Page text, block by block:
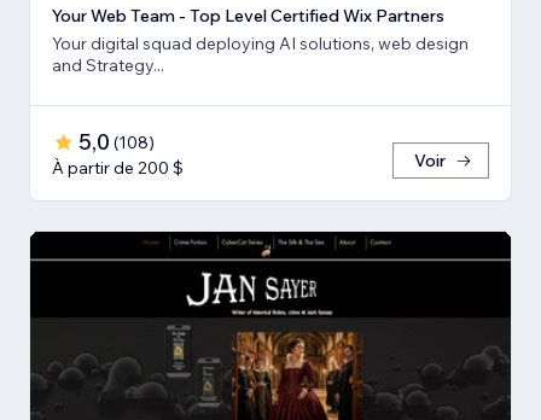
Your Web Team - Top Level Certified Wix Partners
Your digital squad deploying AI solutions, web design
and Strategy...
5,0 (108)
À partir de 200 $
Voir